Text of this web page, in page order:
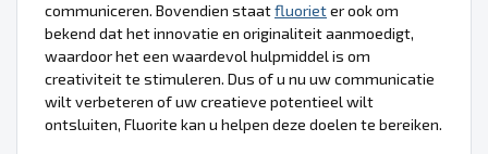
communiceren. Bovendien staatfluorieter ook om
bekend dat het innovatie en originaliteit aanmoedigt,
waardoor het een waardevol hulpmiddel is om
creativiteit te stimuleren. Dus of u nu uw communicatie
wilt verbeteren of uw creatieve potentieel wilt
ontsluiten, Fluorite kan u helpen deze doelen te bereiken.